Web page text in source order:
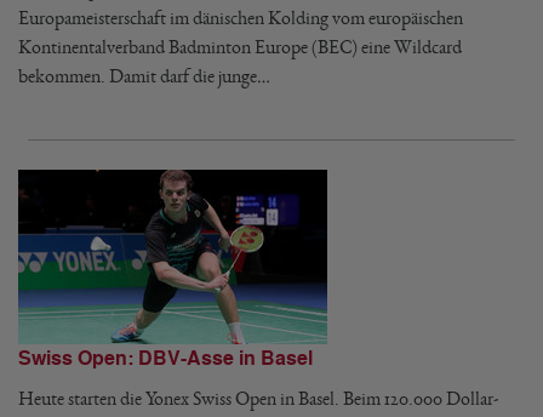
Europameisterschaft im dänischen Kolding vom europäischen
Kontinentalverband Badminton Europe (BEC) eine Wildcard
bekommen. Damit darf die junge…
Swiss Open: DBV-Asse in Basel
Heute starten die Yonex Swiss Open in Basel. Beim 120.000 Dollar-